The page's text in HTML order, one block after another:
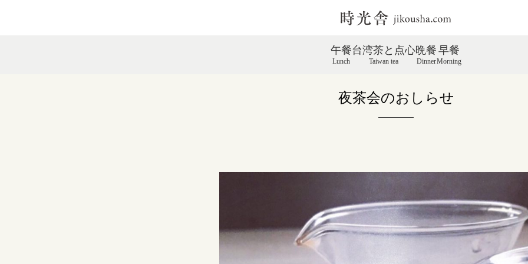
午餐
Lunch
台湾茶と点心
Taiwan tea
晩餐
Dinner
早餐
Morning
夜茶会のおしらせ